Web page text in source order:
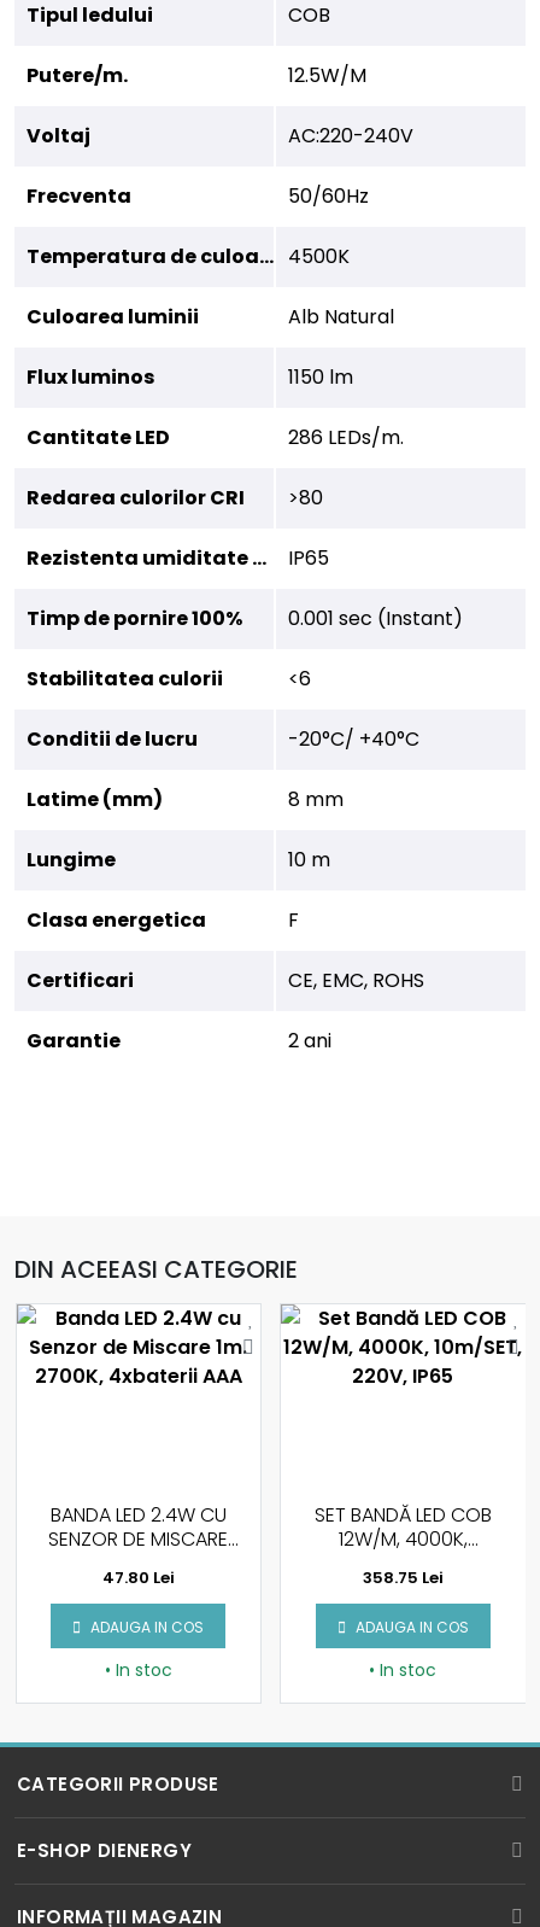
Tipul ledului COB
Putere/m. 12.5W/M
Voltaj AC:220-240V
Frecventa 50/60Hz
Temperatura de culoare 4500K
Culoarea luminii Alb Natural
Flux luminos 1150 lm
Cantitate LED 286 LEDs/m.
Redarea culorilor CRI >80
Rezistenta umiditate (IP) IP65
Timp de pornire 100% 0.001 sec (Instant)
Stabilitatea culorii <6
Conditii de lucru -20°C/ +40°C
Latime (mm) 8 mm
Lungime 10 m
Clasa energetica F
Certificari CE, EMC, ROHS
Garantie 2 ani
DIN ACEEASI CATEGORIE
CU
SET BANDĂ LED COB
12W/M, 4000K,
ADAUGA IN COS
SET BANDĂ
121LED/M,
ADAUGA
CATEGORII PRODUSE
BECURI LED
SPOTURI LED
E-SHOP DIENERGY
Cum cumpar?
INFORMAȚII MAGAZIN